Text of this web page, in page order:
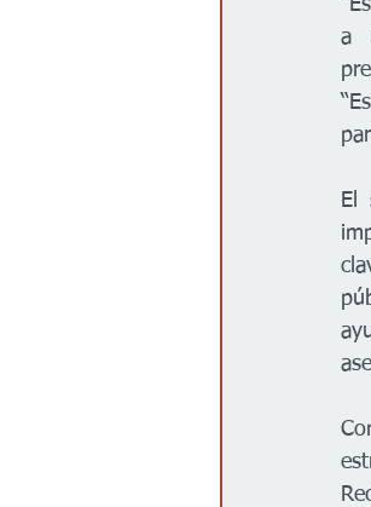
a
El